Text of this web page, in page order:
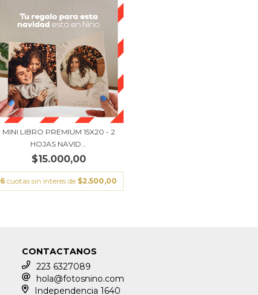
MINI LIBRO PREMIUM 15X20 - 2
HOJAS NAVID...
$15.000,00
6 cuotas sin interés de $2.500,00
CONTACTANOS
223 6327089
hola@fotosnino.com
Independencia 1640